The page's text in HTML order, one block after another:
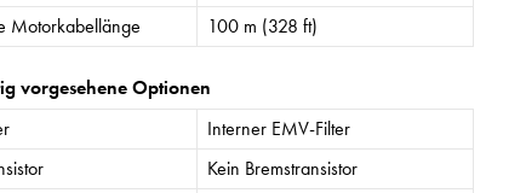
Motorkabellänge
100 m (328 ft)
vorgesehene Optionen
Interner EMV-Filter
Kein Bremstransistor